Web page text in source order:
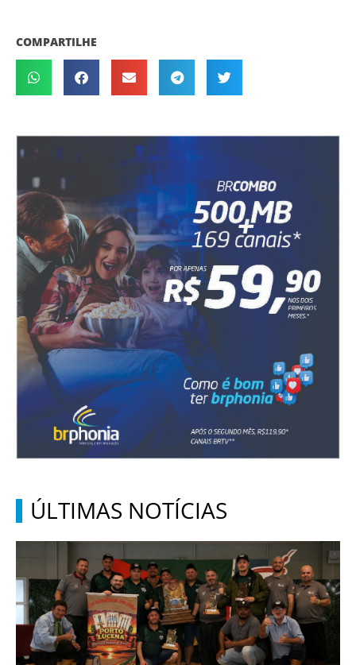
COMPARTILHE
ÚLTIMAS NOTÍCIAS